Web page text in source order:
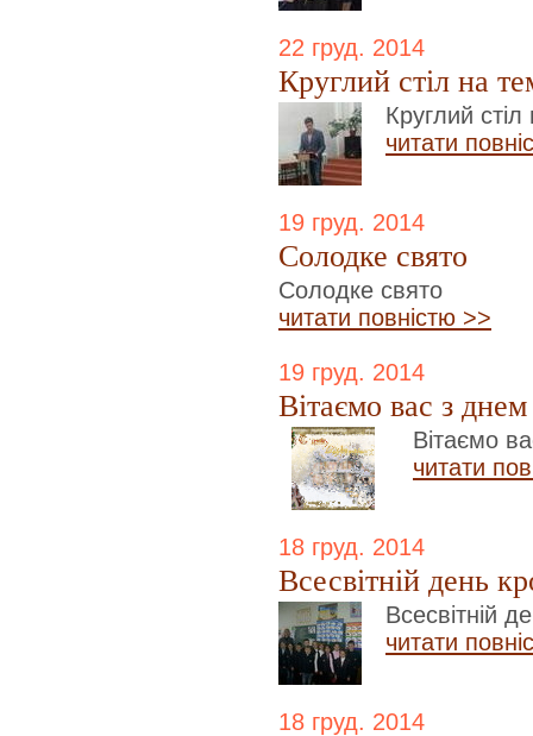
22 груд. 2014
Круглий стіл на
Круглий
читати
19 груд. 2014
Солодке свято
Солодке свято
читати повністю >>
19 груд. 2014
Вітаємо вас з
Вітаємо
читати
18 груд. 2014
Всесвітній день
Всесвітній
читати
18 груд. 2014